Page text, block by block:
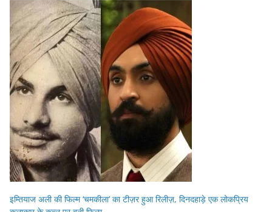
इम्तियाज अली की फिल्म ‘चमकीला’ का टीज़र हुआ रिलीज़, दिनदहाड़े एक लोकप्रिय